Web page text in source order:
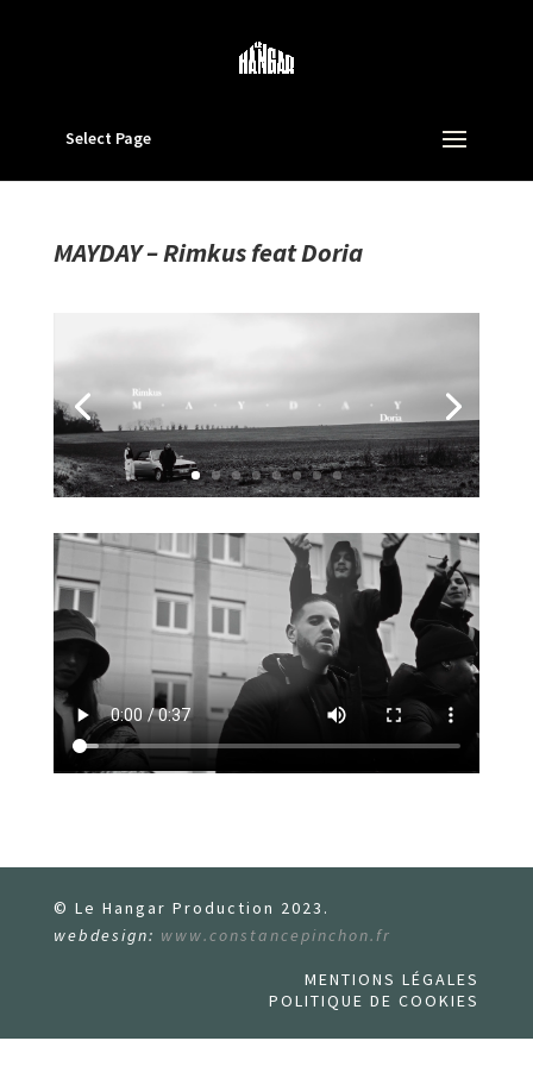
Select Page
MAYDAY – Rimkus feat Doria
© Le Hangar Production 2023.
webdesign: www.constancepinchon.fr
MENTIONS LÉGALES
POLITIQUE DE COOKIES